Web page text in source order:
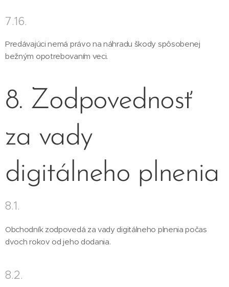
7.16.
Predávajúci nemá právo na náhradu škody spôsobenej
bežným opotrebovaním veci.
8. Zodpovednosť
za vady
digitálneho plnenia
8.1.
Obchodník zodpovedá za vady digitálneho plnenia počas
dvoch rokov od jeho dodania.
8.2.